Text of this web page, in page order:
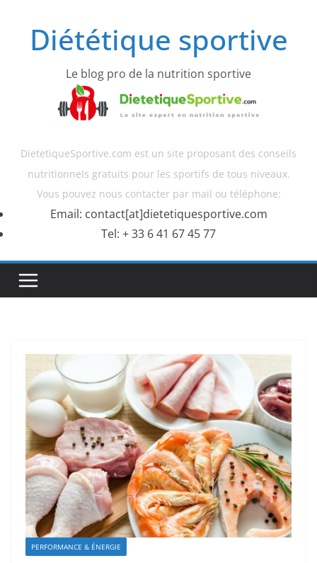
Diététique sportive
Le blog pro de la nutrition sportive
DietetiqueSportive.com est un site proposant des conseils
nutritionnels gratuits pour les sportifs de tous niveaux.
Vous pouvez nous contacter par mail ou téléphone:
Email: contact[at]dietetiquesportive.com
Tel: + 33 6 41 67 45 77
PERFORMANCE & ÉNERGIE